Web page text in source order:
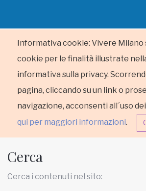
Informativa cookie: Vivere Milano
cookie per le finalità illustrate
informativa sulla privacy.
pagina, cliccando su un link o
navigazione, acconsenti all´uso
qui per maggiori informazioni.
Cerca
Cerca i contenuti nel sito: